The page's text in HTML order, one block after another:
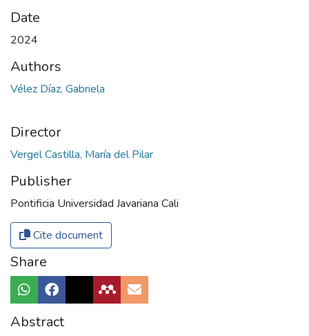
Date
2024
Authors
Vélez Díaz, Gabriela
Director
Vergel Castilla, María del Pilar
Publisher
Pontificia Universidad Javariana Cali
Cite document
Share
Abstract